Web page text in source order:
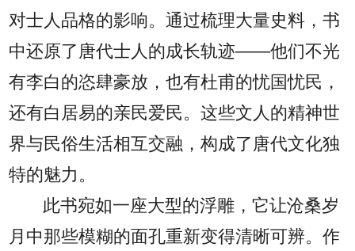
对士人品格的影响。通过梳理大量史料，书
中还原了唐代士人的成长轨迹——他们不光
有李白的恣肆豪放，也有杜甫的忧国忧民，
还有白居易的亲民爱民。这些文人的精神世
界与民俗生活相互交融，构成了唐代文化独
特的魅力。
此书宛如一座大型的浮雕，它让沧桑岁
月中那些模糊的面孔重新变得清晰可辨。作